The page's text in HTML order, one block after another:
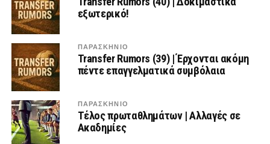
εξωτερικό!
ΠΑΡΑΣΚΉΝΙΟ
Transfer Rumors (39) | Έρχονται ακόμη
πέντε επαγγελματικά συμβόλαια
ΠΑΡΑΣΚΉΝΙΟ
Τέλος πρωταθλημάτων | Αλλαγές σε
Ακαδημίες